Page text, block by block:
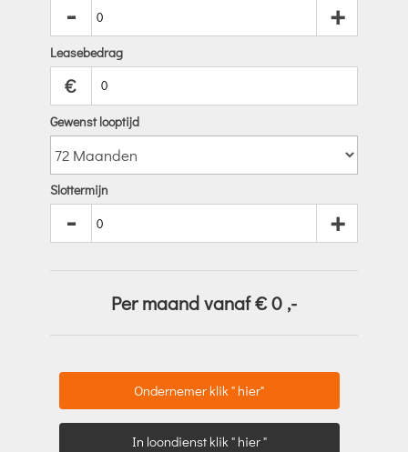
- +
Leasebedrag
€
Gewenst looptijd
Slottermijn
- +
Per maand vanaf €0 ,-
Ondernemer klik " hier"
In loondienst klik " hier "